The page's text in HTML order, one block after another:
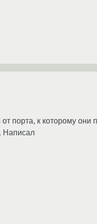
порта, к которому они
Написал